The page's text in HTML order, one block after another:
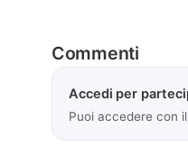
Commenti
Accedi per
Puoi accedere con